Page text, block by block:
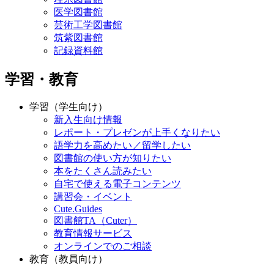
医学図書館
芸術工学図書館
筑紫図書館
記録資料館
学習・教育
学習（学生向け）
新入生向け情報
レポート・プレゼンが上手くなりたい
語学力を高めたい／留学したい
図書館の使い方が知りたい
本をたくさん読みたい
自宅で使える電子コンテンツ
講習会・イベント
Cute.Guides
図書館TA（Cuter）
教育情報サービス
オンラインでのご相談
教育（教員向け）